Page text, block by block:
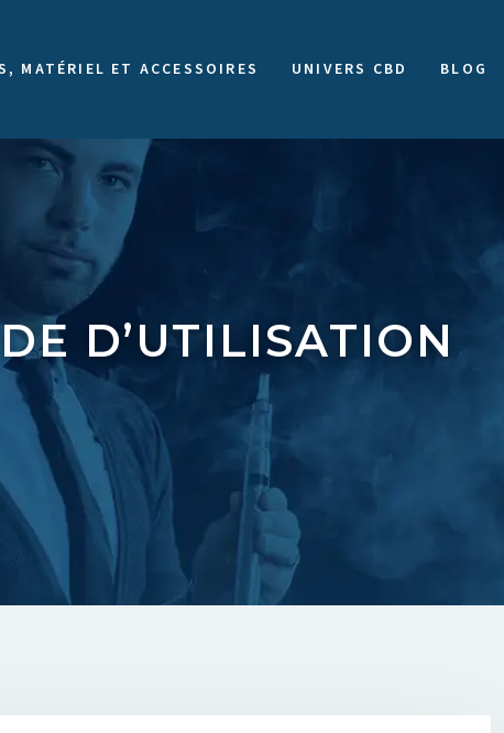
MATÉRIEL ET ACCESSOIRES UNIVERS CBD BLOG
D’UTILISATION